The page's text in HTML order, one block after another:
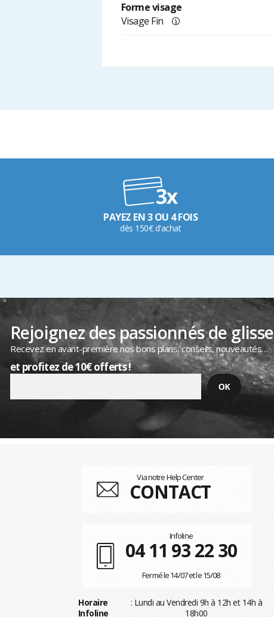
Forme visage
Visage Fin
PAYEZ EN 3 OU 4 FOIS
dès 150€ d'achat
Rejoignez des passionnés de glisse
Recevez en avant-première nos bons plans, conseils, nouveautés…
et profitez de 10€ offerts !
Via notre Help Center
CONTACT
Infoline
04 11 93 22 30
Fermé le 14/07 et le 15/08
Horaire
Infoline
: Lundi au Vendredi 9h à 12h et 14h à
18h00